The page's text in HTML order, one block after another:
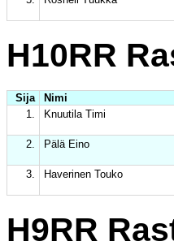
H10RR
Sija Nimi
1.
Knuutila Timi
2.
Pälä Eino
3.
Haverinen Touko
H9RR